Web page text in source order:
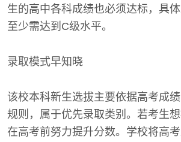
生的高中各科成绩也必须达标，具
至少需达到C级水平。
录取模式早知晓
该校本科新生选拔主要依据高考成绩
规则，属于优先录取类别。若考生
在高考前努力提升分数。学校将高考